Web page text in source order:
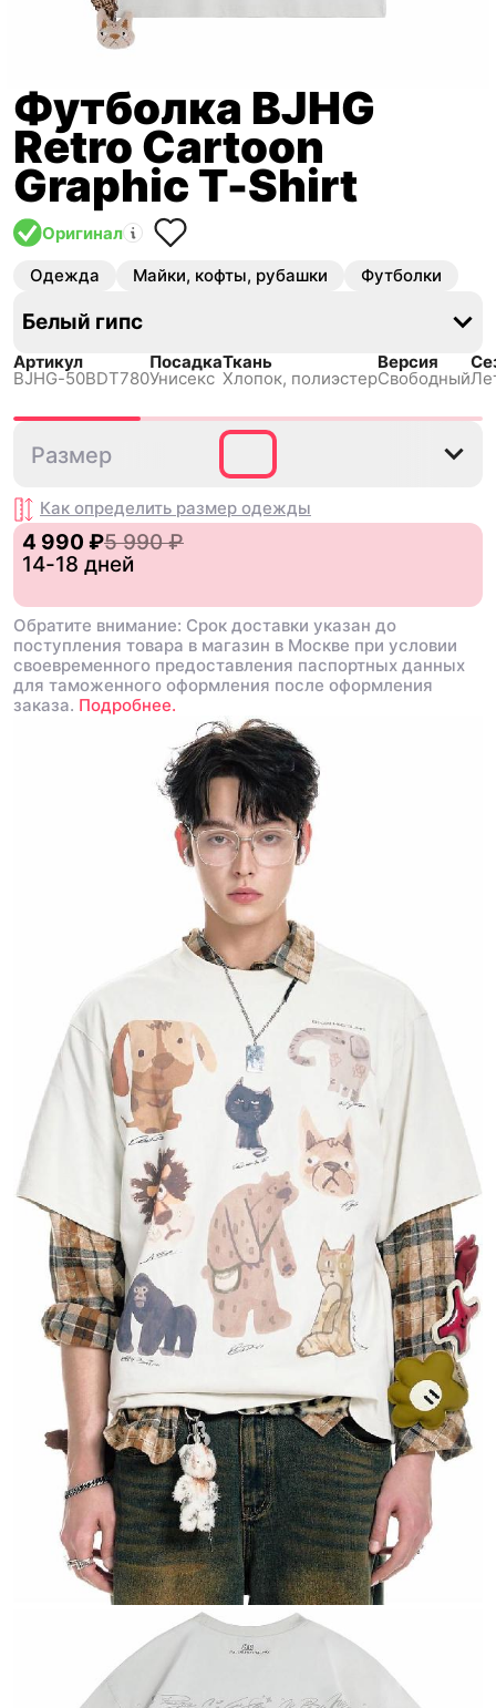
Футболка BJHG
Retro Cartoon
Graphic T-Shirt
Оригинал
Одежда Майки, кофты, рубашки Футболки
Белый гипс
Артикул
BJHG-50BDT780
Посадка
Унисекс
Ткань
Хлопок, полиэстер
Версия
Свободный
Размер
Как определить размер одежды
4 990 ₽5 990 ₽
14-18 дней
Обратите внимание: Срок доставки указан до
поступления товара в магазин в Москве при условии
своевременного предоставления паспортных данных
для таможенного оформления после оформления
заказа. Подробнее.